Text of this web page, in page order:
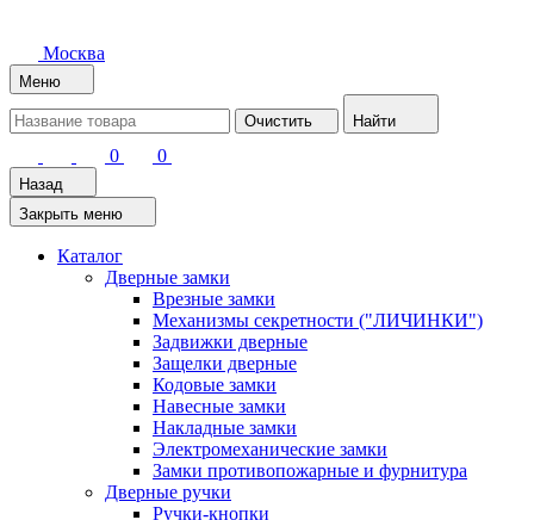
Москва
Меню
Очистить Найти
0 0
Назад
Закрыть меню
Каталог
Дверные замки
Врезные замки
Механизмы секретности ("ЛИЧИНКИ")
Задвижки дверные
Защелки дверные
Кодовые замки
Навесные замки
Накладные замки
Электромеханические замки
Замки противопожарные и фурнитура
Дверные ручки
Ручки-кнопки